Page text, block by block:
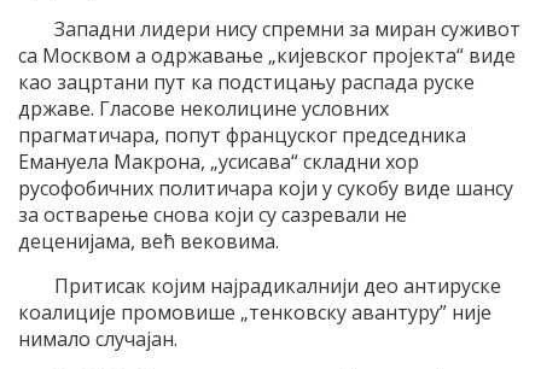
Западни лидери нису спремни за миран суживот
са Москвом а одржавање „кијевског пројекта“ виде
као зацртани пут ка подстицању распада руске
државе. Гласове неколицине условних
прагматичара, попут француског председника
Емануела Макрона, „усисава“ складни хор
русофобичних политичара који у сукобу виде шансу
за остварење снова који су сазревали не
деценијама, већ вековима.
Притисак којим најрадикалнији део антируске
коалиције промовише „тенковску авантуру” није
нимало случајан.